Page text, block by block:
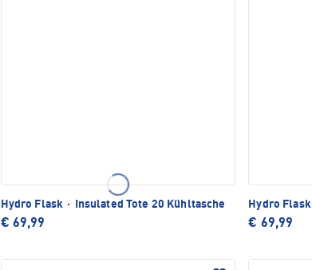
Hydro Flask · Insulated Tote 20 Kühltasche
€ 69,99
Hydro Flask
€ 69,99